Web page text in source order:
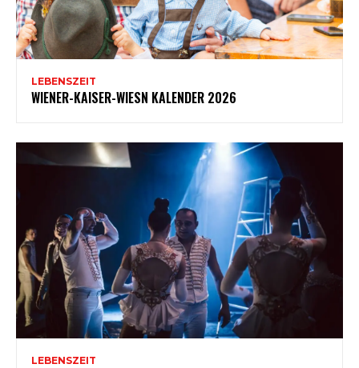
LEBENSZEIT
WIENER-KAISER-WIESN KALENDER 2026
LEBENSZEIT